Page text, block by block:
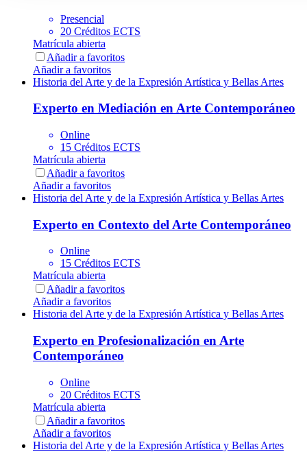
Presencial
20 Créditos ECTS
Matrícula abierta
Añadir a favoritos
Añadir a favoritos
Historia del Arte y de la Expresión Artística y Bellas Artes
Experto en Mediación en Arte Contemporáneo
Online
15 Créditos ECTS
Matrícula abierta
Añadir a favoritos
Añadir a favoritos
Historia del Arte y de la Expresión Artística y Bellas Artes
Experto en Contexto del Arte Contemporáneo
Online
15 Créditos ECTS
Matrícula abierta
Añadir a favoritos
Añadir a favoritos
Historia del Arte y de la Expresión Artística y Bellas Artes
Experto en Profesionalización en Arte
Contemporáneo
Online
20 Créditos ECTS
Matrícula abierta
Añadir a favoritos
Añadir a favoritos
Historia del Arte y de la Expresión Artística y Bellas Artes